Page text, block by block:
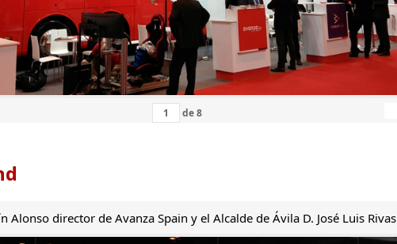
de8
Alonso director de Avanza Spain y el Alcalde de Ávila D. José Luis Rivas